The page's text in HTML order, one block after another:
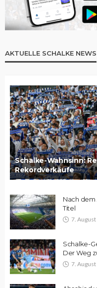
AKTUELLE SCHALKE NEWS
Schalke-Wahnsinn:
Rekordverkäufe
Nach dem
Titel
7.
Schalke-
Der Weg
7.